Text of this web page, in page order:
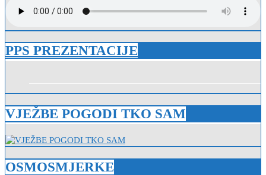
PPS PREZENTACIJE
VJEŽBE POGODI TKO SAM
OSMOSMJERKE